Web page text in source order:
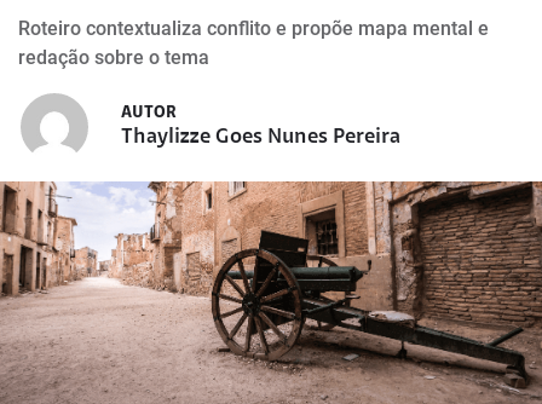
Roteiro contextualiza conflito e propõe mapa mental e
redação sobre o tema
AUTOR
Thaylizze Goes Nunes Pereira